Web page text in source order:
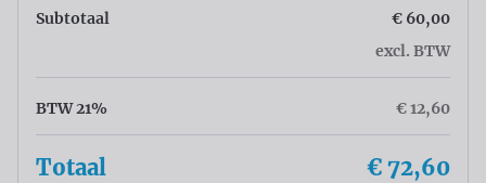
Subtotaal
€ 60,00
excl. BTW
BTW 21% € 12,60
Totaal € 72,60